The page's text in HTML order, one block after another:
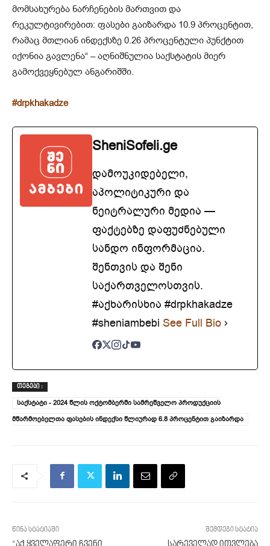
მომსახურება ნარჩენების მართვით და
რეკულტივირებით: ფასები გაიზარდა 10.9 პროცენტით,
რამაც მთლიან ინდექსზე 0.26 პროცენტული პუნქტით
იქონია გავლენა“ – აღნიშნულია საქსტატის მიერ
გამოქვეყნებულ ანგარიშში.
#drpkhakadze
SheniSofeli.ge
დამოუკიდებელი,
აპოლიტიკური და
ნეიტრალური მედია —
ფაქტებზე დაფუძნებული
სანდო ინფორმაცია.
შენთვის და შენი
საქართველოსთვის.
#აქხარისხია #drpkhakadze
#sheniambebi See Full Bio
ᲗᲔᲒᲔᲑᲘ :
საქსტატი - 2024 წლის ოქტომბერში სამრეწველო პროდუქციის
მწარმოებელთა ფასების ინდექსი წლიურად 6.8 პროცენტით გაიზარდა
წინა სტატიაში შემდეგი სტატია